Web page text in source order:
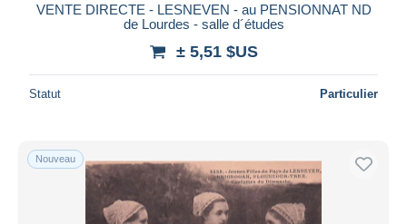
VENTE DIRECTE - LESNEVEN - au PENSIONNAT ND
de Lourdes - salle d´études
± 5,51 $US
Statut Particulier
Nouveau